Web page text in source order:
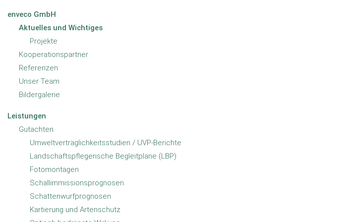
Aktuelles und
Projekte
Kooperationspartner
Referenzen
Unser Team
Bildergalerie
enveco GmbH
Aktuelles und Wichtiges
Projekte
Kooperationspartner
Referenzen
Unser Team
Bildergalerie
Leistungen
Gutachten
Umweltverträglichkeitsstudien / UVP-Berichte
Landschaftspflegerische Begleitpläne (LBP)
Fotomontagen
Schallimmissionsprognosen
Schattenwurfprognosen
Kartierung und Artenschutz